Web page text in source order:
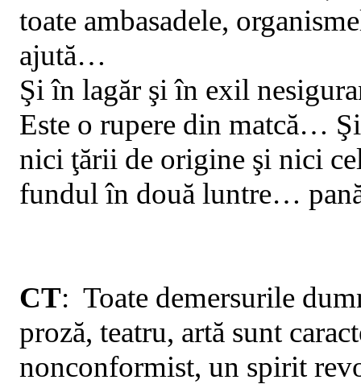
toate ambasadele,
ajută…
Şi în lagăr şi în exil
Este o rupere din matcă…
nici ţării de origine şi nici
fundul în două luntre…
CT: Toate demersurile
proză, teatru, artă sunt
nonconformist, un spirit